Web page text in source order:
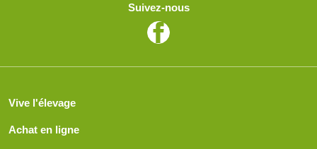
Suivez-nous
Vive l'élevage
Achat en ligne